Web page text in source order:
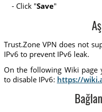
- Click "Save"
Trust.Zone VPN does not
IPv6 to prevent IPv6 leak.
On the following Wiki
to disable IPv6: https://